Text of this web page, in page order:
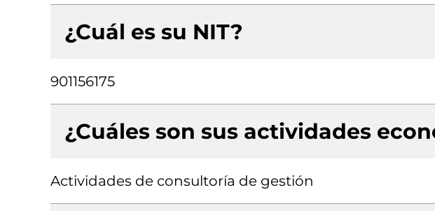
¿Cuál es su NIT?
901156175
¿Cuáles son sus actividades
Actividades de consultoría de gestión